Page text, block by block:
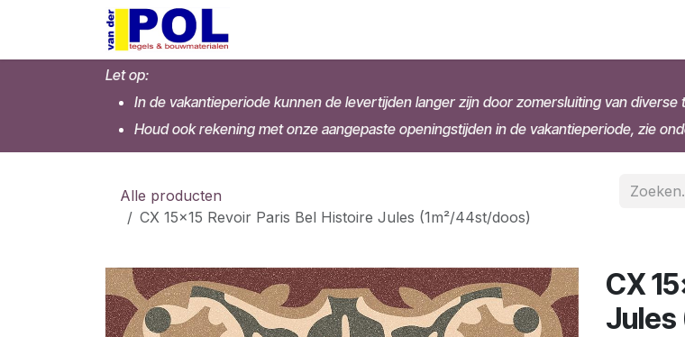
Overslaan naar inhoud
Let op:
In de vakantieperiode kunnen de levertijden langer zijn door zomersluiting van diverse
Houd ook rekening met onze aangepaste openingstijden in de vakantieperiode, zie
Alle producten
CX 15x15 Revoir Paris Bel Histoire Jules (1m²/44st/doos)
CX
Jules